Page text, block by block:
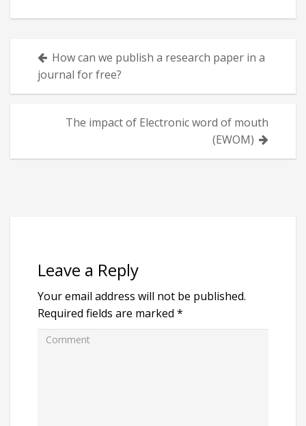
Posts
navigation
How can we publish a research paper in a
journal for free?
The impact of Electronic word of mouth
(EWOM)
Leave a Reply
Your email address will not be published.
Required fields are marked *